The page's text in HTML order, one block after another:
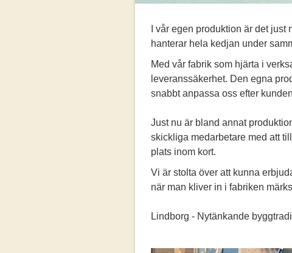
I vår egen produktion är det
hanterar hela kedjan under
Med vår fabrik som hjärta i
leveranssäkerhet. Den egna
snabbt anpassa oss efter
Just nu är bland annat
skickliga medarbetare med att
plats inom kort.
Vi är stolta över att kunna
när man kliver in i fabriken
Lindborg - Nytänkande